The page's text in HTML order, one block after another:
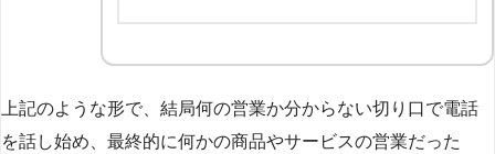
上記のような形で、結局何の営業か分からない切り口で電話
を話し始め、最終的に何かの商品やサービスの営業だった